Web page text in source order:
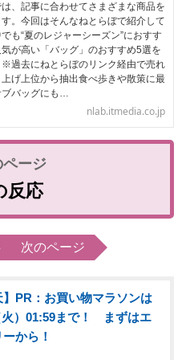
、記事に合わせてさまざまな商品を
。今回はそんなねとらぼで紹介して
も“夏のレジャーシーズン”におすす
が高い「バッグ」のおすすめ5選を
過去にねとらぼのリンク経由で売れ
げ上位から抽出食べ歩きや散策に最
ブバッグにも…
nlab.itmedia.co.jp
反応
次のページ
】PR：お買い物マラソンは
火）01:59まで！ まずはエ
から！